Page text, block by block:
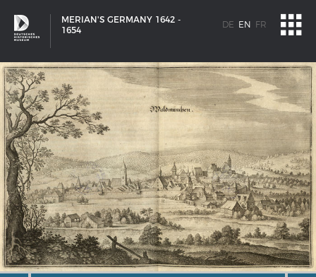
MERIAN'S GERMANY 1642 -
1654
DE EN FR